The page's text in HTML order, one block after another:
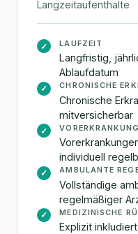
Langzeitaufenthalte
✓ LAUFZEIT
Langfristig,
Ablaufdatum
✓ CHRONISCHE
Chronische
mitversicherbar
✓
individuell
✓ AMBULANTE
Vollständige
regelmäßiger
✓ MEDIZINISCHE
Explizit